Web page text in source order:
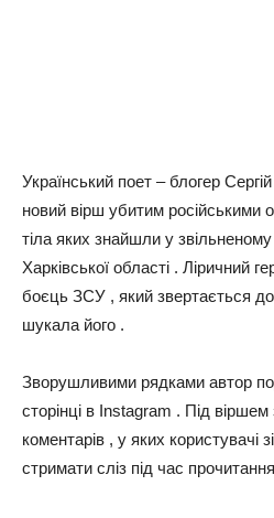
Український поет – блогер
новий вірш убитим російськими
тіла яких знайшли у звільненому
Харківської області . Ліричний
боєць ЗСУ , який звертається
шукала його .
Зворушливими рядками автор
сторінці в Instagram . Під
коментарів , у яких користувачі
стримати сліз під час